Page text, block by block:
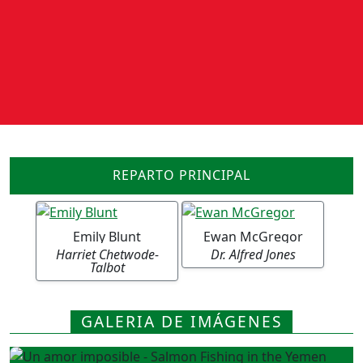
REPARTO PRINCIPAL
Emily Blunt
Harriet Chetwode-
Talbot
Ewan McGregor
Dr. Alfred Jones
GALERIA DE IMÁGENES